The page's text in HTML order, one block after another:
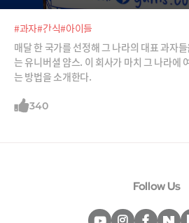
#과자#간식#아이들
매달 한 국가를 선정해 그 나라의 대표 과자
는 유니버셜 얌스. 이 회사가 마치 그 나라에 여행을 가는 것처럼 간식을 파
는 방법을 소개한다.
340
Follow Us